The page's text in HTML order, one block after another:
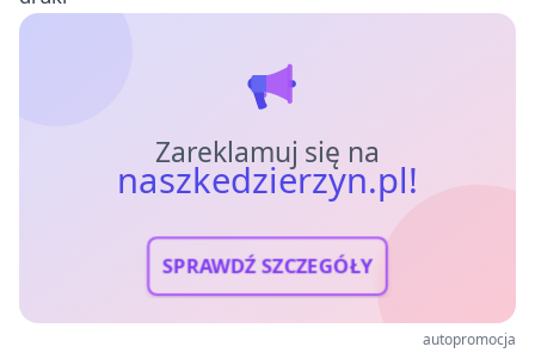
Zareklamuj się na
naszkedzierzyn.pl!
SPRAWDŹ SZCZEGÓŁY
autopromocja